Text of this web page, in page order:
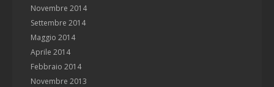
Novembre 2014
Settembre 2014
Maggio 2014
Aprile 2014
Febbraio 2014
Novembre 2013